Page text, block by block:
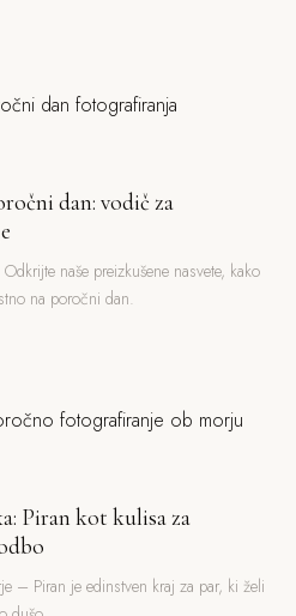
dan: vodič za
naše preizkušene nasvete, kako
na poročni dan.
Piran kot kulisa za
– Piran je edinstven kraj za par, ki želi